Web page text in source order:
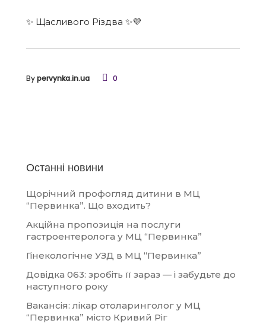
✨ Щасливого Різдва ✨💜
Bypervynka.in.ua 0
Останні новини
Щорічний профогляд дитини в МЦ
“Первинка”. Що входить?
Акційна пропозиція на послуги
гастроентеролога у МЦ “Первинка”
Гінекологічне УЗД в МЦ “Первинка”
Довідка 063: зробіть її зараз — і забудьте до
наступного року
Вакансія: лікар отоларинголог у МЦ
“Первинка” місто Кривий Ріг